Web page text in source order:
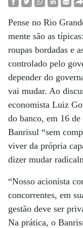
Pense no Rio
mente são as
roupas bordadas e
controlado pelo
depender do
vai mudar. Ao
economista Luiz
do banco, em 16
Banrisul “sem
viver da própria
dizer mudar
“Nosso acionista
concorrentes, em
gestão deve ser
Na prática, o